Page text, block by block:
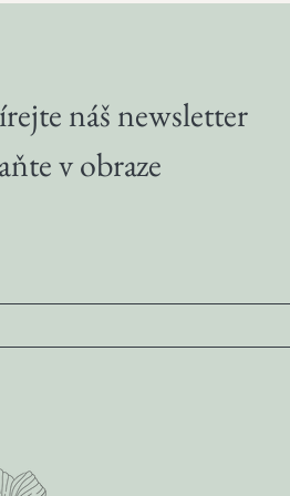
náš newsletter
v obraze